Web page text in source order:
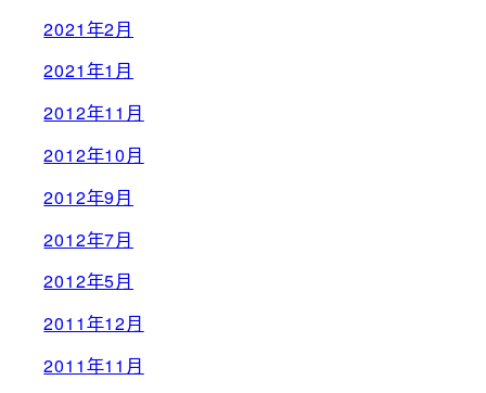
2021年2月
2021年1月
2012年11月
2012年10月
2012年9月
2012年7月
2012年5月
2011年12月
2011年11月